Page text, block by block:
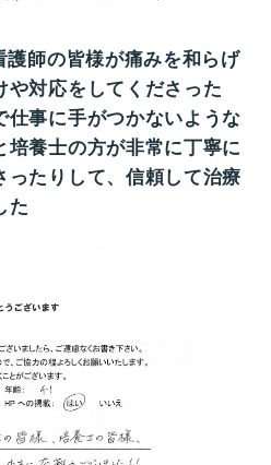
師の皆様が痛みを和らげ
や対応をしてくださった
仕事に手がつかないような
培養士の方が非常に丁寧に
ったりして、信頼して治療
た